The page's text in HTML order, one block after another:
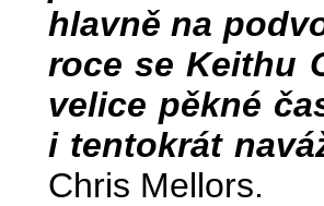
hlavně na
roce se Keithu
velice pěkné
i tentokrát
Chris Mellors.